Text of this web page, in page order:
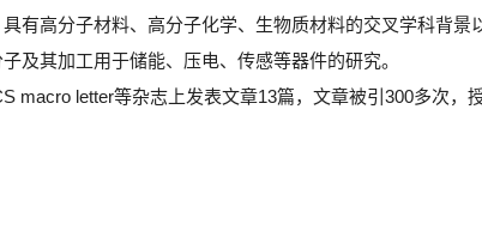
有高分子材料、高分子化学、生物质材料的交叉学科背
及其加工用于储能、压电、传感等器件的研究。
macro letter等杂志上发表文章13篇，文章被引300多次